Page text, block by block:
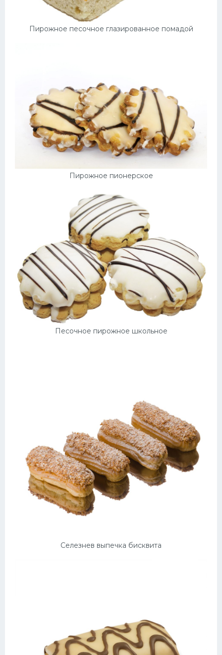
Пирожное песочное глазированное помадой
Пирожное пионерское
Песочное пирожное школьное
Селезнев выпечка бисквита